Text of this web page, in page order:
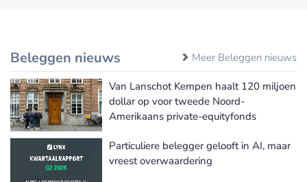
Beleggen nieuws Meer Beleggen nieuws
Van Lanschot Kempen haalt 120 miljoen
dollar op voor tweede Noord-
Amerikaans private-equityfonds
Particuliere belegger gelooft in AI, maar
vreest overwaardering